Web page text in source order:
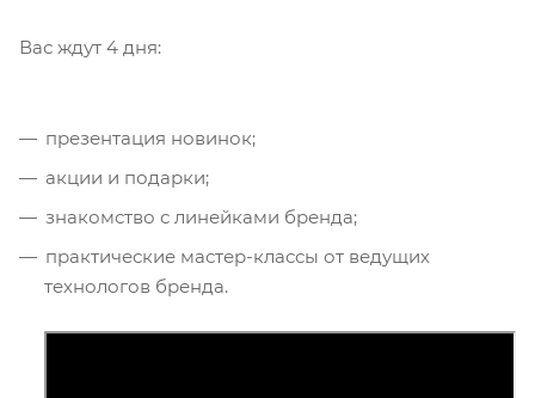
Вас ждут 4 дня:
презентация новинок;
акции и подарки;
знакомство с линейками бренда;
практические мастер-классы от ведущих
технологов бренда.